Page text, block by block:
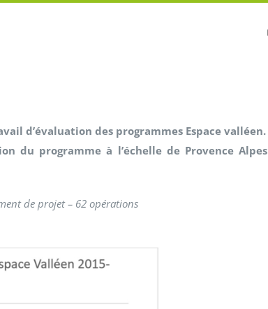
d’évaluation des programmes Espace valléen.
du programme à l’échelle de Provence Alpes
de projet – 62 opérations